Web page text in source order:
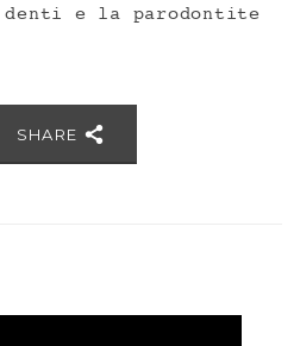
e la parodontite
SHARE